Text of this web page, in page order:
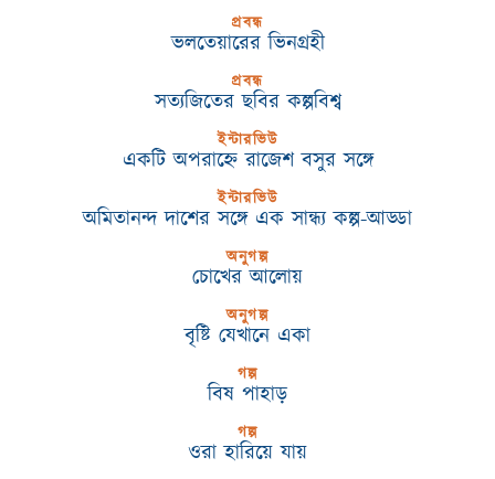
প্রবন্ধ
ভলতেয়ারের ভিনগ্রহী
প্রবন্ধ
সত্যজিতের ছবির কল্পবিশ্ব
ইন্টারভিউ
একটি অপরাহ্নে রাজেশ বসুর সঙ্গে
ইন্টারভিউ
অমিতানন্দ দাশের সঙ্গে এক সান্ধ্য কল্প-আড্ডা
অনুগল্প
চোখের আলোয়
অনুগল্প
বৃষ্টি যেখানে একা
গল্প
বিষ পাহাড়
গল্প
ওরা হারিয়ে যায়